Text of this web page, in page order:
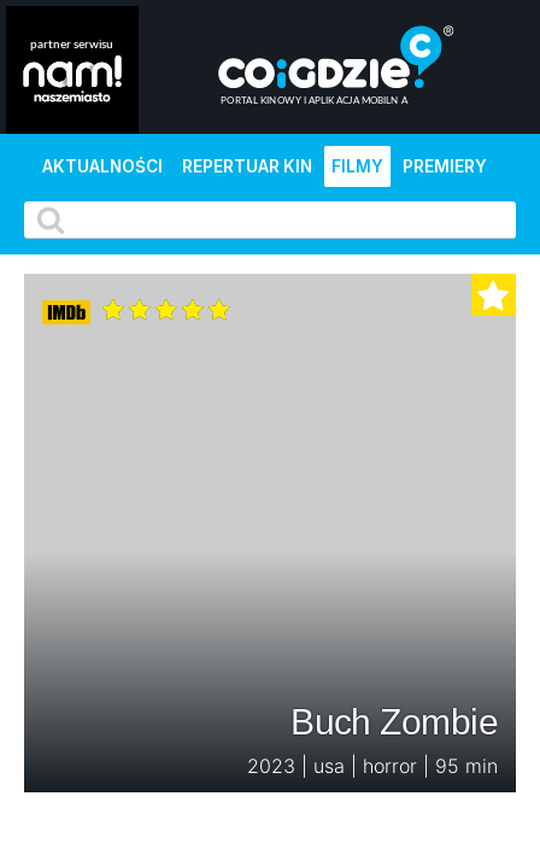
AKTUALNOŚCI REPERTUAR KIN FILMY PREMIERY
Buch Zombie
2023 | usa | horror | 95 min